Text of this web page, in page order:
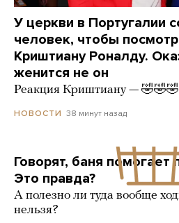
У церкви в Португалии
человек, чтобы
Криштиану Роналду.
женится не он
Реакция Криштиану —
НОВОСТИ 38 минут назад
Говорят, баня помогает
Это правда?
А полезно ли туда вообще
нельзя?